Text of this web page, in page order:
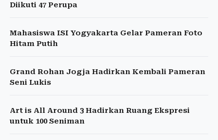
Diikuti 47 Perupa
Mahasiswa ISI Yogyakarta Gelar Pameran Foto
Hitam Putih
Grand Rohan Jogja Hadirkan Kembali Pameran
Seni Lukis
Art is All Around 3 Hadirkan Ruang Ekspresi
untuk 100 Seniman